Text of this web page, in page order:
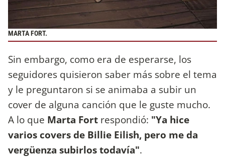
MARTA FORT.
Sin embargo, como era de esperarse, los
seguidores quisieron saber más sobre el tema
y le preguntaron si se animaba a subir un
cover de alguna canción que le guste mucho.
A lo que Marta Fort respondió: "Ya hice
varios covers de Billie Eilish, pero me da
vergüenza subirlos todavía".